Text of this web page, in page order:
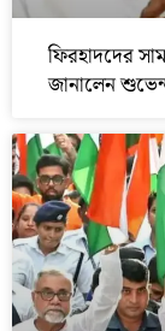
ফিরহাদদের
জানালেন